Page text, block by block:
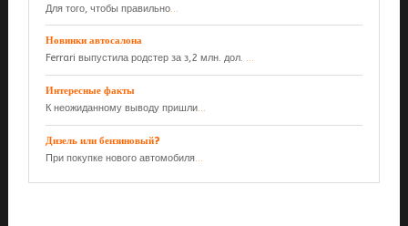
Для того, чтобы правильно...
Новинки автосалона
Ferrari выпустила родстер за з,2 млн. дол. ...
Интересные факты
К неожиданному выводу пришли...
Дизель или бензиновый?
При покупке нового автомобиля...